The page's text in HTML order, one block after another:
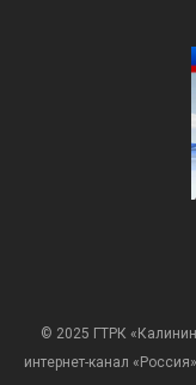
© 2025 ГТРК
интернет-канал